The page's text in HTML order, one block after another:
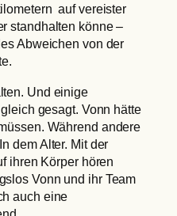
auf vereister
standhalten könne –
Abweichen von der
Und einige
gesagt. Vonn hätte
Während andere
dem Alter. Mit der
ihren Körper hören
Vonn und ihr Team
auch eine